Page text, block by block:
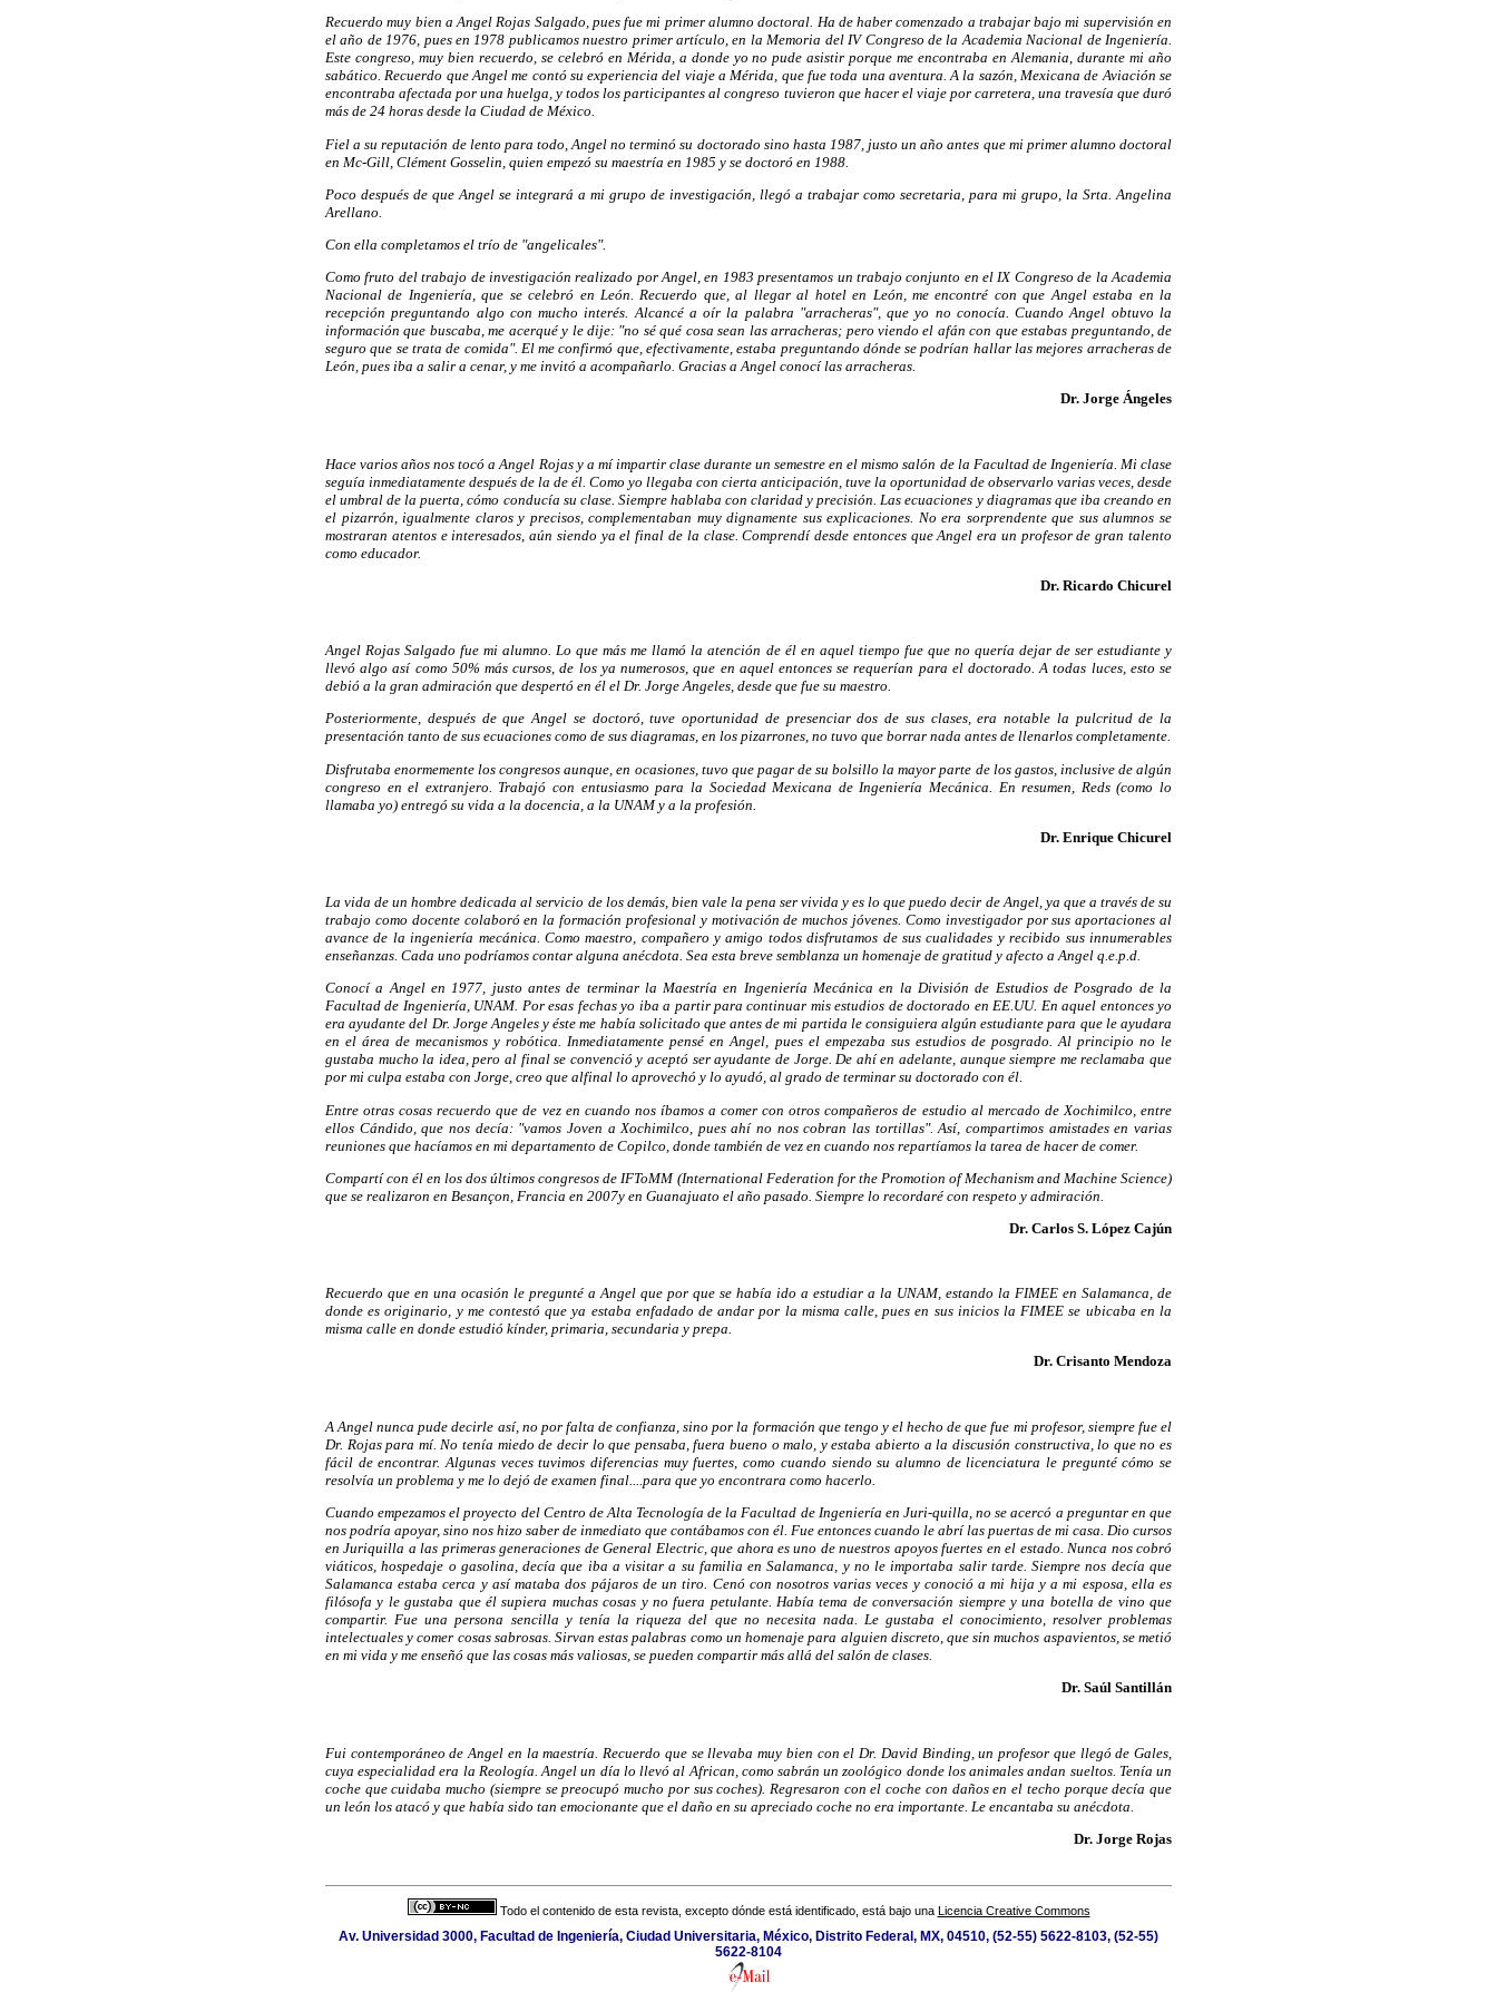
Recuerdo muy bien a Angel Rojas Salgado, pues fue mi primer alumno doctoral. Ha de haber comenzado a trabajar bajo mi supervisión en
el año de 1976, pues en 1978 publicamos nuestro primer artículo, en la Memoria del IV Congreso de la Academia Nacional de Ingeniería.
Este congreso, muy bien recuerdo, se celebró en Mérida, a donde yo no pude asistir porque me encontraba en Alemania, durante mi año
sabático. Recuerdo que Angel me contó su experiencia del viaje a Mérida, que fue toda una aventura. A la sazón, Mexicana de Aviación se
encontraba afectada por una huelga, y todos los participantes al congreso tuvieron que hacer el viaje por carretera, una travesía que duró
más de 24 horas desde la Ciudad de México.
Fiel a su reputación de lento para todo, Angel no terminó su doctorado sino hasta 1987, justo un año antes que mi primer alumno doctoral
en Mc-Gill, Clément Gosselin, quien empezó su maestría en 1985 y se doctoró en 1988.
Poco después de que Angel se integrará a mi grupo de investigación, llegó a trabajar como secretaria, para mi grupo, la Srta. Angelina
Arellano.
Con ella completamos el trío de "angelicales".
Como fruto del trabajo de investigación realizado por Angel, en 1983 presentamos un trabajo conjunto en el IX Congreso de la Academia
Nacional de Ingeniería, que se celebró en León. Recuerdo que, al llegar al hotel en León, me encontré con que Angel estaba en la
recepción preguntando algo con mucho interés. Alcancé a oír la palabra "arracheras", que yo no conocía. Cuando Angel obtuvo la
información que buscaba, me acerqué y le dije: "no sé qué cosa sean las arracheras; pero viendo el afán con que estabas preguntando, de
seguro que se trata de comida". El me confirmó que, efectivamente, estaba preguntando dónde se podrían hallar las mejores arracheras de
León, pues iba a salir a cenar, y me invitó a acompañarlo. Gracias a Angel conocí las arracheras.
Dr. Jorge Ángeles
Hace varios años nos tocó a Angel Rojas y a mí impartir clase durante un semestre en el mismo salón de la Facultad de Ingeniería. Mi clase
seguía inmediatamente después de la de él. Como yo llegaba con cierta anticipación, tuve la oportunidad de observarlo varias veces, desde
el umbral de la puerta, cómo conducía su clase. Siempre hablaba con claridad y precisión. Las ecuaciones y diagramas que iba creando en
el pizarrón, igualmente claros y precisos, complementaban muy dignamente sus explicaciones. No era sorprendente que sus alumnos se
mostraran atentos e interesados, aún siendo ya el final de la clase. Comprendí desde entonces que Angel era un profesor de gran talento
como educador.
Dr. Ricardo Chicurel
Angel Rojas Salgado fue mi alumno. Lo que más me llamó la atención de él en aquel tiempo fue que no quería dejar de ser estudiante y
llevó algo así como 50% más cursos, de los ya numerosos, que en aquel entonces se requerían para el doctorado. A todas luces, esto se
debió a la gran admiración que despertó en él el Dr. Jorge Angeles, desde que fue su maestro.
Posteriormente, después de que Angel se doctoró, tuve oportunidad de presenciar dos de sus clases, era notable la pulcritud de la
presentación tanto de sus ecuaciones como de sus diagramas, en los pizarrones, no tuvo que borrar nada antes de llenarlos completamente.
Disfrutaba enormemente los congresos aunque, en ocasiones, tuvo que pagar de su bolsillo la mayor parte de los gastos, inclusive de algún
congreso en el extranjero. Trabajó con entusiasmo para la Sociedad Mexicana de Ingeniería Mecánica. En resumen, Reds (como lo
llamaba yo) entregó su vida a la docencia, a la UNAM y a la profesión.
Dr. Enrique Chicurel
La vida de un hombre dedicada al servicio de los demás, bien vale la pena ser vivida y es lo que puedo decir de Angel, ya que a través de su
trabajo como docente colaboró en la formación profesional y motivación de muchos jóvenes. Como investigador por sus aportaciones al
avance de la ingeniería mecánica. Como maestro, compañero y amigo todos disfrutamos de sus cualidades y recibido sus innumerables
enseñanzas. Cada uno podríamos contar alguna anécdota. Sea esta breve semblanza un homenaje de gratitud y afecto a Angel q.e.p.d.
Conocí a Angel en 1977, justo antes de terminar la Maestría en Ingeniería Mecánica en la División de Estudios de Posgrado de la
Facultad de Ingeniería, UNAM. Por esas fechas yo iba a partir para continuar mis estudios de doctorado en EE.UU. En aquel entonces yo
era ayudante del Dr. Jorge Angeles y éste me había solicitado que antes de mi partida le consiguiera algún estudiante para que le ayudara
en el área de mecanismos y robótica. Inmediatamente pensé en Angel, pues el empezaba sus estudios de posgrado. Al principio no le
gustaba mucho la idea, pero al final se convenció y aceptó ser ayudante de Jorge. De ahí en adelante, aunque siempre me reclamaba que
por mi culpa estaba con Jorge, creo que alfinal lo aprovechó y lo ayudó, al grado de terminar su doctorado con él.
Entre otras cosas recuerdo que de vez en cuando nos íbamos a comer con otros compañeros de estudio al mercado de Xochimilco, entre
ellos Cándido, que nos decía: "vamos Joven a Xochimilco, pues ahí no nos cobran las tortillas". Así, compartimos amistades en varias
reuniones que hacíamos en mi departamento de Copilco, donde también de vez en cuando nos repartíamos la tarea de hacer de comer.
Compartí con él en los dos últimos congresos de IFToMM (International Federation for the Promotion of Mechanism and Machine Science)
que se realizaron en Besançon, Francia en 2007y en Guanajuato el año pasado. Siempre lo recordaré con respeto y admiración.
Dr. Carlos S. López Cajún
Recuerdo que en una ocasión le pregunté a Angel que por que se había ido a estudiar a la UNAM, estando la FIMEE en Salamanca, de
donde es originario, y me contestó que ya estaba enfadado de andar por la misma calle, pues en sus inicios la FIMEE se ubicaba en la
misma calle en donde estudió kínder, primaria, secundaria y prepa.
Dr. Crisanto Mendoza
A Angel nunca pude decirle así, no por falta de confianza, sino por la formación que tengo y el hecho de que fue mi profesor, siempre fue el
Dr. Rojas para mí. No tenía miedo de decir lo que pensaba, fuera bueno o malo, y estaba abierto a la discusión constructiva, lo que no es
fácil de encontrar. Algunas veces tuvimos diferencias muy fuertes, como cuando siendo su alumno de licenciatura le pregunté cómo se
resolvía un problema y me lo dejó de examen final....para que yo encontrara como hacerlo.
Cuando empezamos el proyecto del Centro de Alta Tecnología de la Facultad de Ingeniería en Juri-quilla, no se acercó a preguntar en que
nos podría apoyar, sino nos hizo saber de inmediato que contábamos con él. Fue entonces cuando le abrí las puertas de mi casa. Dio cursos
en Juriquilla a las primeras generaciones de General Electric, que ahora es uno de nuestros apoyos fuertes en el estado. Nunca nos cobró
viáticos, hospedaje o gasolina, decía que iba a visitar a su familia en Salamanca, y no le importaba salir tarde. Siempre nos decía que
Salamanca estaba cerca y así mataba dos pájaros de un tiro. Cenó con nosotros varias veces y conoció a mi hija y a mi esposa, ella es
filósofa y le gustaba que él supiera muchas cosas y no fuera petulante. Había tema de conversación siempre y una botella de vino que
compartir. Fue una persona sencilla y tenía la riqueza del que no necesita nada. Le gustaba el conocimiento, resolver problemas
intelectuales y comer cosas sabrosas. Sirvan estas palabras como un homenaje para alguien discreto, que sin muchos aspavientos, se metió
en mi vida y me enseñó que las cosas más valiosas, se pueden compartir más allá del salón de clases.
Dr. Saúl Santillán
Fui contemporáneo de Angel en la maestría. Recuerdo que se llevaba muy bien con el Dr. David Binding, un profesor que llegó de Gales,
cuya especialidad era la Reología. Angel un día lo llevó al African, como sabrán un zoológico donde los animales andan sueltos. Tenía un
coche que cuidaba mucho (siempre se preocupó mucho por sus coches). Regresaron con el coche con daños en el techo porque decía que
un león los atacó y que había sido tan emocionante que el daño en su apreciado coche no era importante. Le encantaba su anécdota.
Dr. Jorge Rojas
Todo el contenido de esta revista, excepto dónde está identificado, está bajo una Licencia Creative Commons
Av. Universidad 3000, Facultad de Ingeniería, Ciudad Universitaria, México, Distrito Federal, MX, 04510, (52-55) 5622-8103, (52-55)
5622-8104